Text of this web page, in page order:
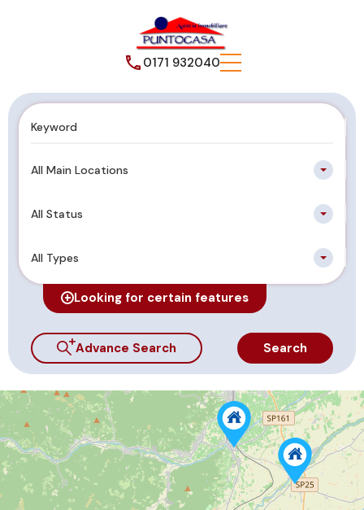
0171 932040
All Main Locations
All Status
All Types
Looking for certain features
Advance Search Search